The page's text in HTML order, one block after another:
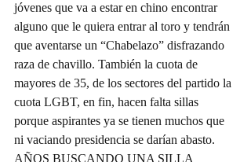
jóvenes que va a estar en chino encontrar
alguno que le quiera entrar al toro y tendrán
que aventarse un “Chabelazo” disfrazando
raza de chavillo. También la cuota de
mayores de 35, de los sectores del partido la
cuota LGBT, en fin, hacen falta sillas
porque aspirantes ya se tienen muchos que
ni vaciando presidencia se darían abasto.
AÑOS BUSCANDO UNA SILLA